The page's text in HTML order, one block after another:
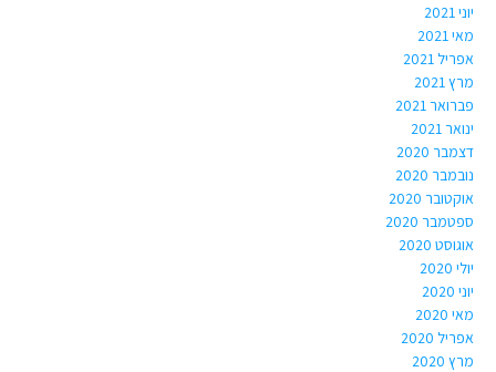
יוני 2021
מאי 2021
אפריל 2021
מרץ 2021
פברואר 2021
ינואר 2021
דצמבר 2020
נובמבר 2020
אוקטובר 2020
ספטמבר 2020
אוגוסט 2020
יולי 2020
יוני 2020
מאי 2020
אפריל 2020
מרץ 2020